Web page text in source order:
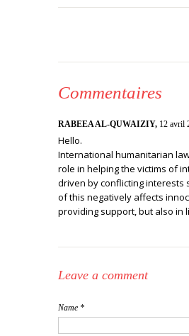
Commentaires
RABEEA AL-QUWAIZIY, 12 avril
Hello.
International humanitarian
role in helping the victims of
driven by conflicting interests
of this negatively affects
providing support, but also in
Leave a comment
Name *